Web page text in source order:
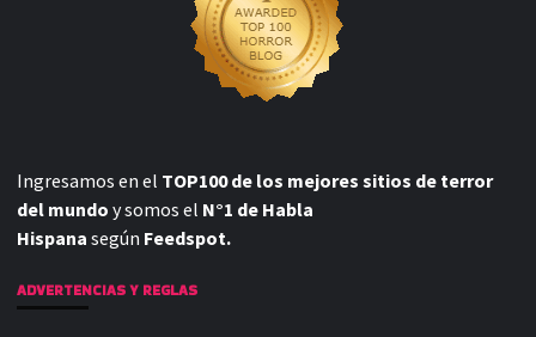
Ingresamos en el TOP100 de los mejores sitios de terror
del mundo y somos el N°1 de Habla
Hispana según Feedspot.
ADVERTENCIAS Y REGLAS